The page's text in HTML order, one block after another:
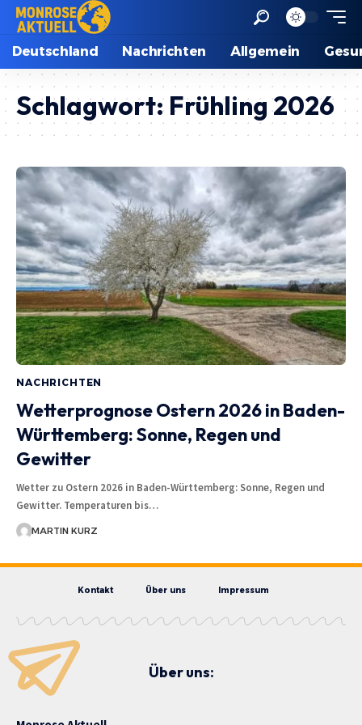
Deutschland Nachrichten Allgemein
Schlagwort: Frühling 2026
NACHRICHTEN
Wetterprognose Ostern 2026 in Baden-
Württemberg: Sonne, Regen und
Gewitter
Wetter zu Ostern 2026 in Baden-Württemberg: Sonne, Regen und
Gewitter. Temperaturen bis…
MARTIN KURZ
Kontakt Über uns Impressum
Über uns: